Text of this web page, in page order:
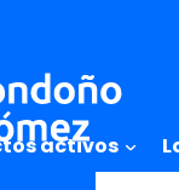
activos